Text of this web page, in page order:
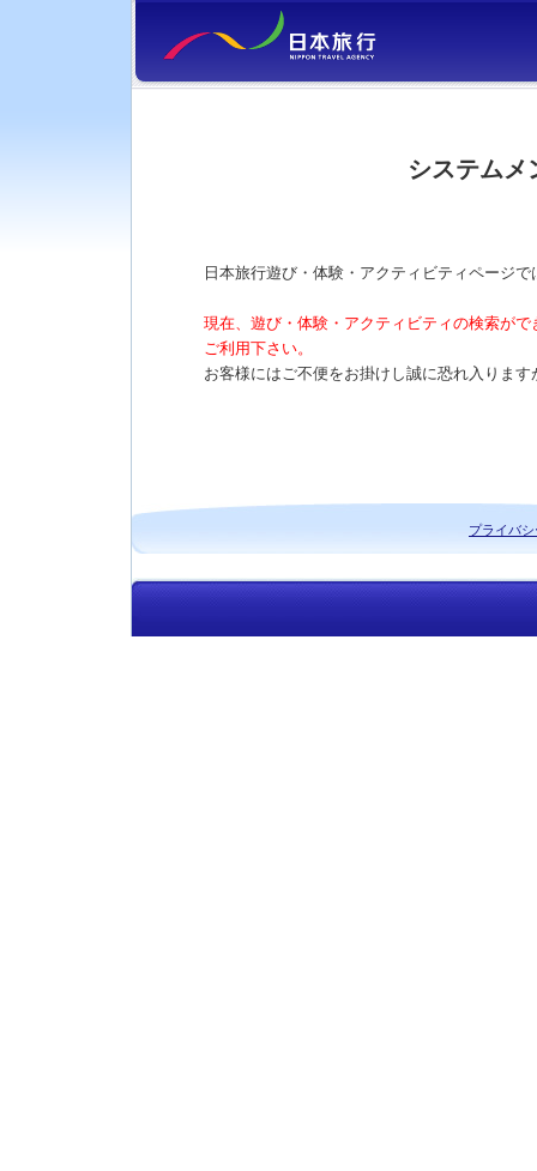
システムメ
日本旅行遊び・体験・アクティビティページ
現在、遊び・体験・アクティビティの検索が
ご利用下さい。
お客様にはご不便をお掛けし誠に恐れ入りま
プライバ